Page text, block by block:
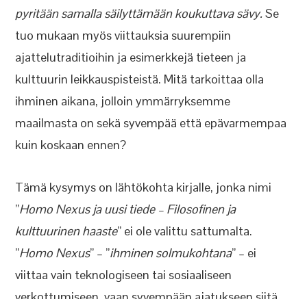
pyritään samalla säilyttämään koukuttava sävy.Se
tuo mukaan myös viittauksia suurempiin
ajattelutraditioihin ja esimerkkejä tieteen ja
kulttuurin leikkauspisteistä. Mitä tarkoittaa olla
ihminen aikana, jolloin ymmärryksemme
maailmasta on sekä syvempää että epävarmempaa
kuin koskaan ennen?
Tämä kysymys on lähtökohta kirjalle, jonka nimi
”Homo Nexus ja uusi tiede – Filosofinen ja
kulttuurinen haaste” ei ole valittu sattumalta.
”Homo Nexus” – ”ihminen solmukohtana” – ei
viittaa vain teknologiseen tai sosiaaliseen